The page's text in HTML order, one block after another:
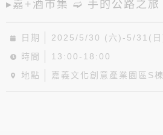
▸嘉+酒市集 ➫ 手的公路之旅
日期
2025/5/30 (六)-5/31(日
時間
13:00-18:00
地點
嘉義文化創意產業園區S